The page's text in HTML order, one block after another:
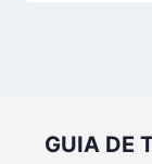
GUIA DE